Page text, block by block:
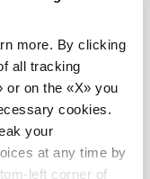
more. By clicking
all tracking
or on the «X» you
cookies.
your
at any time by
left corner of